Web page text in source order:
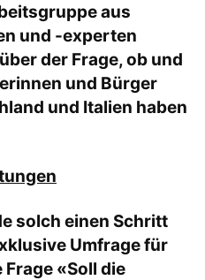
aus
und -experten
der Frage, ob und
und Bürger
und Italien haben
solch einen Schritt
Umfrage für
«Soll die